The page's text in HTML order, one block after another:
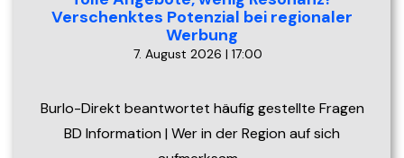
Verschenktes Potenzial bei regionaler
Werbung
7. August 2026 | 17:00
Burlo-Direkt beantwortet häufig gestellte Fragen
BD Information | Wer in der Region auf sich